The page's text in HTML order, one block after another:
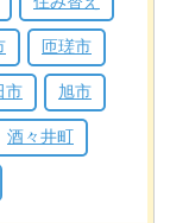
匝瑳市
市 旭市
酒々井町